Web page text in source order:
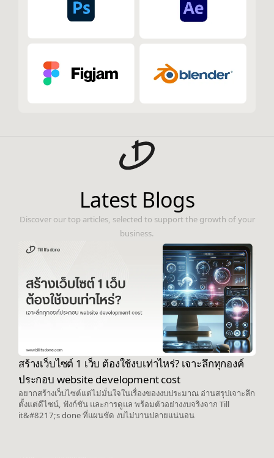
Latest Blogs
Discover our top articles, selected to support the growth of your
business.
สร้างเว็บไซต์ 1 เว็บ ต้องใช้งบเท่าไหร่? เจาะลึกทุกองค์
ประกอบ website development cost
อยากสร้างเว็บไซต์แต่ไม่มั่นใจในเรื่องของงบประมาณ อ่านสรุปเจาะลึก
ตั้งแต่ดีไซน์, ฟังก์ชัน และการดูแล พร้อมตัวอย่างงบจริงจาก Till
it&#8217;s done ที่แผนชัด งบไม่บานปลายแน่นอน